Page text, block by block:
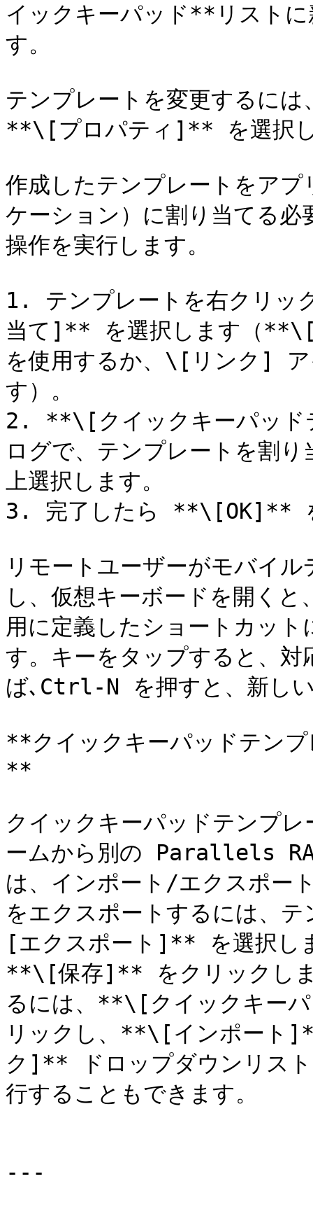
イックキーパッド**リスト
す。
テンプレートを変更するに
**\[プロパティ]** を選択
作成したテンプレートをア
ケーション）に割り当てる
操作を実行します。
1. テンプレートを右クリッ
当て]** を選択します（
を使用するか、\[リンク] ア
す）。
2. **\[クイックキーパッド
ログで、テンプレートを割
上選択します。
3. 完了したら **\[OK]**
リモートユーザーがモバイ
し、仮想キーボードを開く
用に定義したショートカッ
す。キーをタップすると、
ば､Ctrl-N を押すと、新し
**クイックキーパッドテン
**
クイックキーパッドテン
ームから別の Parallels
は、インポート/エクスポー
をエクスポートするには、
[エクスポート]** を選択し
**\[保存]** をクリックしま
るには、**\[クイックキー
リックし、**\[インポート
ク]** ドロップダウンリスト
行することもできます。
---